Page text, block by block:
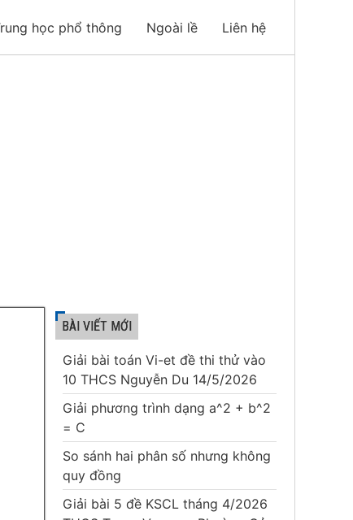
học phổ thông Ngoài lề Liên hệ
BÀI VIẾT MỚI
Giải bài toán Vi-et đề thi thử vào
10 THCS Nguyễn Du 14/5/2026
Giải phương trình dạng a^2 + b^2
= C
So sánh hai phân số nhưng không
quy đồng
Giải bài 5 đề KSCL tháng 4/2026